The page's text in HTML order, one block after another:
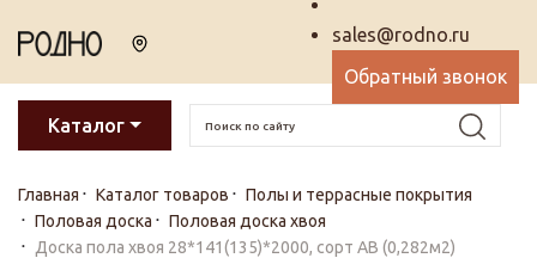
sales@rodno.ru
Обратный звонок
Каталог
Главная Каталог товаров
Полы и террасные покрытия
Половая доска
Половая доска хвоя
Доска пола хвоя 28*141(135)*2000, сорт АВ (0,282м2)